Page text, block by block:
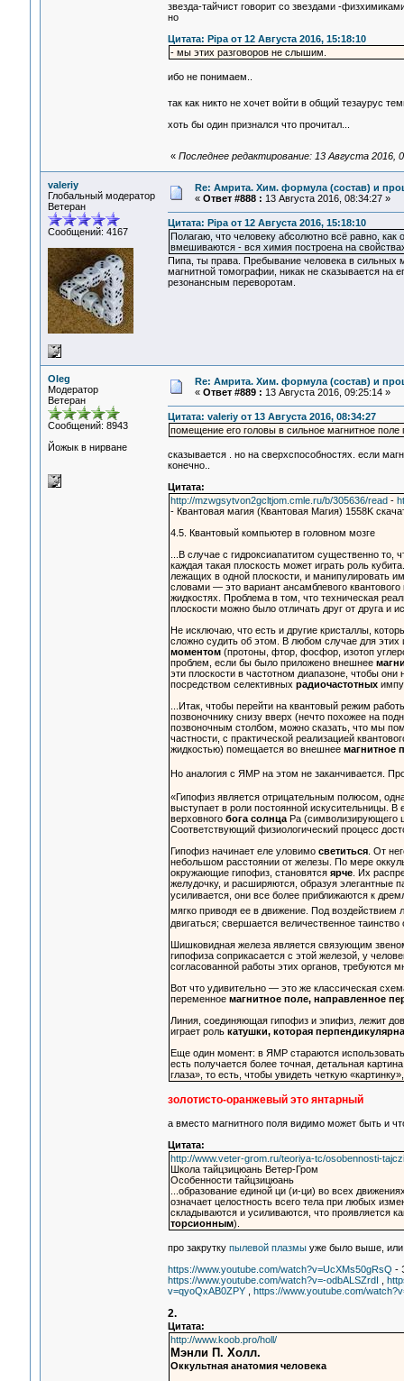
звезда-тайчист говорит со звездами -
но
Цитата: Pipa от 12 Августа 2016, 15:18:10
- мы этих разговоров не слышим.
ибо не понимаем..
так как никто не хочет войти в общий тезаурус
хоть бы один признался что прочитал...
« Последнее редактирование: 13 Августа 2016,
valeriy
Глобальный модератор
Ветеран
Сообщений: 4167
Re: Амрита. Хим. формула (состав) и
« Ответ #888 : 13 Августа 2016, 08:34:27 »
Цитата: Pipa от 12 Августа 2016, 15:18:10
Полагаю, что человеку абсолютно всё равно,
вмешиваются - вся химия построена на
Пипа, ты права. Пребывание человека в сильных
магнитной томографии, никак не сказывается на
резонансным переворотам.
Oleg
Модератор
Ветеран
Сообщений: 8943
Йожык в нирване
Re: Амрита. Хим. формула (состав) и
« Ответ #889 : 13 Августа 2016, 09:25:14 »
Цитата: valeriy от 13 Августа 2016, 08:34:27
помещение его головы в сильное магнитное поле
сказывается . но на сверхспособностях. если
конечно..
Цитата:
http://mzwgsytvon2gcltjom.cmle.ru/b/305636/read -
- Квантовая магия (Квантовая Магия) 1558K
4.5. Квантовый компьютер в головном мозге
...В случае с гидроксиапатитом существенно то,
каждая такая плоскость может играть роль
лежащих в одной плоскости, и манипулировать
словами — это вариант ансамблевого
жидкостях. Проблема в том, что техническая
плоскости можно было отличать друг от друга и
Не исключаю, что есть и другие кристаллы,
сложно судить об этом. В любом случае для
моментом(протоны, фтор, фосфор, изотоп
проблем, если бы было приложено внешнее
эти плоскости в частотном диапазоне, чтобы
посредством селективных радиочастотных
...Итак, чтобы перейти на квантовый режим
позвоночнику снизу вверх (нечто похожее на
позвоночным столбом, можно сказать, что мы
частности, с практической реализацией
жидкостью) помещается во внешнее магнитное
Но аналогия с ЯМР на этом не заканчивается.
«Гипофиз является отрицательным полюсом,
выступает в роли постоянной искусительницы.
верховного бога солнцаРа (символизирующего
Соответствующий физиологический процесс
Гипофиз начинает еле уловимо светиться. От
небольшом расстоянии от железы. По мере
окружающие гипофиз, становятся ярче. Их
желудочку, и расширяются, образуя элегантные
усиливается, они все более приближаются к
мягко приводя ее в движение. Под воздействием
двигаться; свершается величественное
Шишковидная железа является связующим
гипофиза соприкасается с этой железой, у
согласованной работы этих органов, требуются
Вот что удивительно — это же классическая
переменное магнитное поле, направленное
Линия, соединяющая гипофиз и эпифиз, лежит
играет роль катушки, которая
Еще один момент: в ЯМР стараются
есть получается более точная, детальная
глаза», то есть, чтобы увидеть четкую
золотисто-оранжевый это янтарный
а вместо магнитного поля видимо может быть и
Цитата:
http://www.veter-grom.ru/teoriya-tc/osobennosti-
Школа тайцзицюань Ветер-Гром
Особенности тайцзицюань
...образование единой ци (и-ци) во всех
означает целостность всего тела при любых
складываются и усиливаются, что проявляется
торсионным).
про закрутку пылевой плазмыуже было выше, или
https://www.youtube.com/watch?v=UcXMs50gRsQ -
https://www.youtube.com/watch?v=-odbALSZrdI
v=qyoQxAB0ZPY, https://www.youtube.com/
2.
Цитата:
http://www.koob.pro/holl/
Мэнли П. Холл.
Оккультная анатомия человека